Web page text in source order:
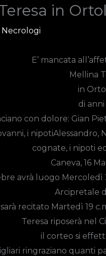
in
Necrologi
E’ mancata
Mellina
in
di
con dolore: Gian
i nipotiAlessandro,
cognate, i nipoti
Caneva, 16
avrà luogo Mercoledì
Arcipretale
sarà recitato Martedì 19
Teresa riposerà nel
il corteo si
ringraziano quanti